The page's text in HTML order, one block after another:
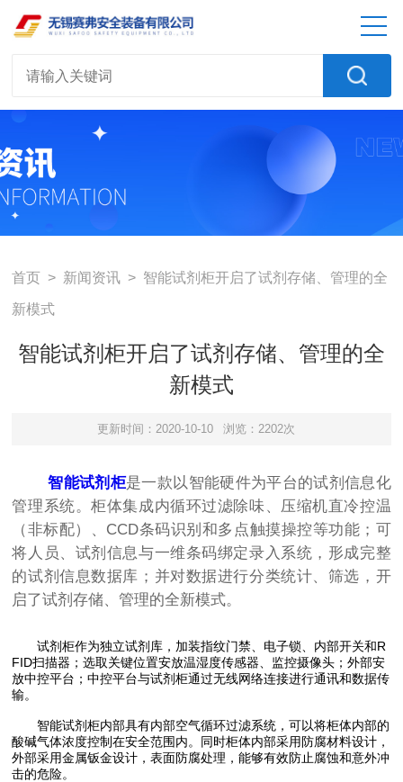
首页 > 新闻资讯 > 智能试剂柜开启了试剂存储、管理的全
新模式
智能试剂柜开启了试剂存储、管理的全
新模式
更新时间：2020-10-10 浏览：2202次
智能试剂柜是一款以智能硬件为平台的试剂信息化
管理系统。柜体集成内循环过滤除味、压缩机直冷控温
（非标配）、CCD条码识别和多点触摸操控等功能；可
将人员、试剂信息与一维条码绑定录入系统，形成完整
的试剂信息数据库；并对数据进行分类统计、筛选，开
启了试剂存储、管理的全新模式。
试剂柜作为独立试剂库，加装指纹门禁、电子锁、内部开关和R
FID扫描器；选取关键位置安放温湿度传感器、监控摄像头；外部安
放中控平台；中控平台与试剂柜通过无线网络连接进行通讯和数据传
输。
智能试剂柜内部具有内部空气循环过滤系统，可以将柜体内部的
酸碱气体浓度控制在安全范围内。同时柜体内部采用防腐材料设计，
外部采用金属钣金设计，表面防腐处理，能够有效防止腐蚀和意外冲
击的危险。